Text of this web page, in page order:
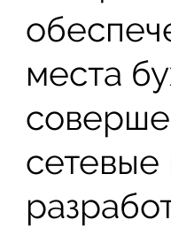
места